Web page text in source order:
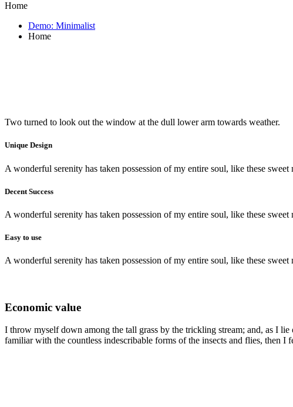
Home
Demo: Minimalist
Home
Two turned to look out the window at the dull lower arm towards weather.
Unique Design
A wonderful serenity has taken possession of my entire soul, like these
Decent Success
A wonderful serenity has taken possession of my entire soul, like these
Easy to use
A wonderful serenity has taken possession of my entire soul, like these
Economic value
I throw myself down among the tall grass by the trickling stream; and, as I
familiar with the countless indescribable forms of the insects and flies, then I